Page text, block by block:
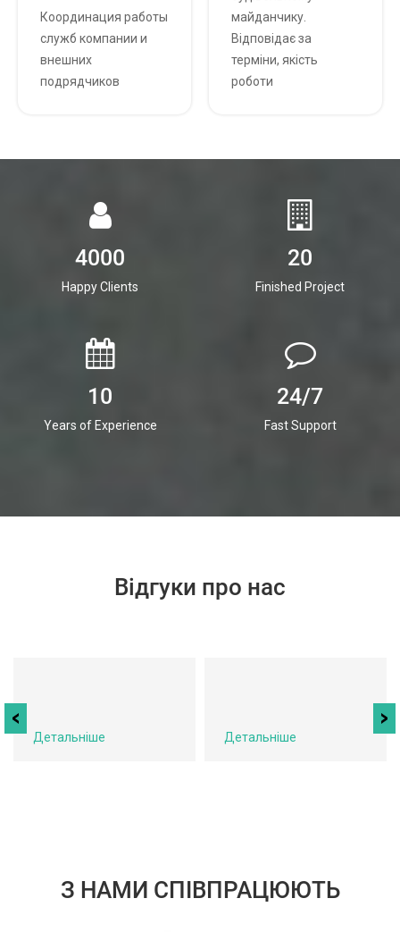
Координация работы
служб компании и
внешних
подрядчиков
майданчику.
Відповідає за
терміни, якість
роботи
4000
Happy Clients
20
Finished Project
10
Years of Experience
24/7
Fast Support
Відгуки про нас
Детальніше Детальніше
З НАМИ СПІВПРАЦЮЮТЬ